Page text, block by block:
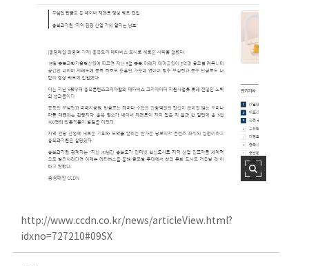
http://www.ccdn.co.kr/news/articleView.html?
idxno=727210#09SX